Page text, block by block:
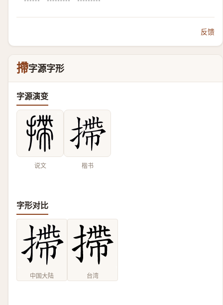
反馈
摕字源字形
字源演变
说文 楷书
字形对比
中国大陆 台湾